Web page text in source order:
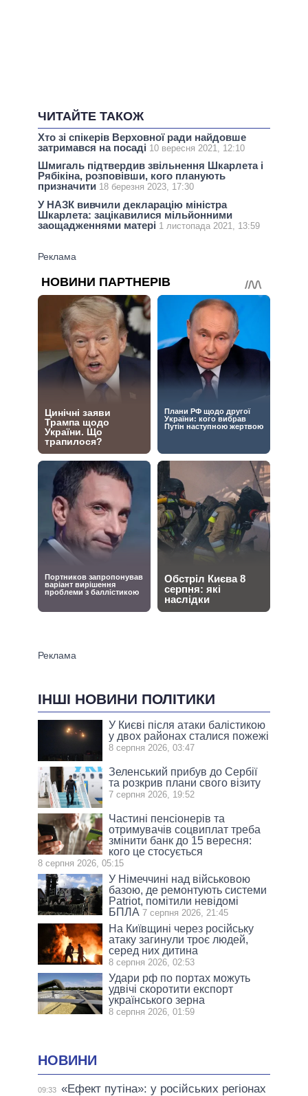
ЧИТАЙТЕ ТАКОЖ
Хто зі спікерів Верховної ради найдовше
затримався на посаді 10 вересня 2021, 12:10
Шмигаль підтвердив звільнення Шкарлета і
Рябікіна, розповівши, кого планують
призначити 18 березня 2023, 17:30
У НАЗК вивчили декларацію міністра
Шкарлета: зацікавилися мільйонними
заощадженнями матері 1 листопада 2021, 13:59
ІНШІ НОВИНИ ПОЛІТИКИ
У Києві після атаки балістикою
у двох районах сталися пожежі
8 серпня 2026, 03:47
Зеленський прибув до Сербії
та розкрив плани свого візиту
7 серпня 2026, 19:52
Частині пенсіонерів та
отримувачів соцвиплат треба
змінити банк до 15 вересня:
кого це стосується
8 серпня 2026, 05:15
У Німеччині над військовою
базою, де ремонтують системи
Patriot, помітили невідомі
БПЛА 7 серпня 2026, 21:45
На Київщині через російську
атаку загинули троє людей,
серед них дитина
8 серпня 2026, 02:53
Удари рф по портах можуть
удвічі скоротити експорт
українського зерна
8 серпня 2026, 01:59
НОВИНИ
09:33 «Ефект путіна»: у російських регіонах